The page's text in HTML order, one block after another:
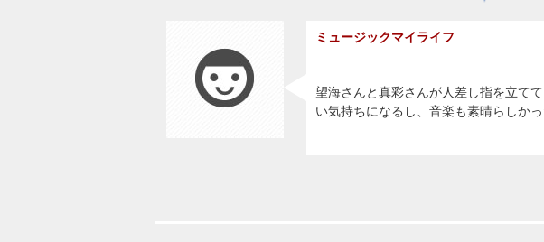
ミュージックマイライフ
望海さんと真彩さんが人差し指を立て
い気持ちになるし、音楽も素晴らしか